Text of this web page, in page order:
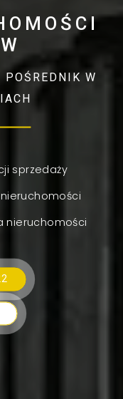
POŚREDNIK W
sprzedaży
nieruchomości